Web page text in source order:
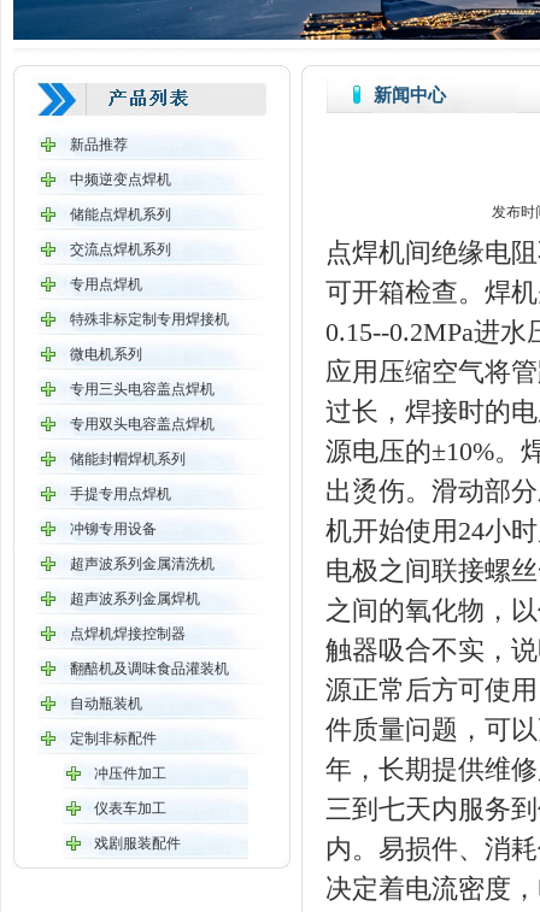
新品推荐
中频逆变点焊机
储能点焊机系列
交流点焊机系列
专用点焊机
特殊非标定制专用焊接机
微电机系列
专用三头电容盖点焊机
专用双头电容盖点焊机
储能封帽焊机系列
手提专用点焊机
冲铆专用设备
超声波系列金属清洗机
超声波系列金属焊机
点焊机焊接控制器
翻醅机及调味食品灌装机
自动瓶装机
定制非标配件
冲压件加工
仪表车加工
戏剧服装配件
新闻中心
发布时
点焊机间绝缘电
可开箱检查。焊
0.15--0.2MPa进
应用压缩空气将
过长，焊接时的
源电压的±10%。
出烫伤。滑动部
机开始使用24小
电极之间联接螺
之间的氧化物，
触器吸合不实，
源正常后方可使
件质量问题，可
年，长期提供维
三到七天内服务
内。易损件、消
决定着电流密度